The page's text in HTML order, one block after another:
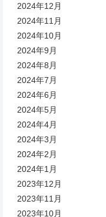
2024年12月
2024年11月
2024年10月
2024年9月
2024年8月
2024年7月
2024年6月
2024年5月
2024年4月
2024年3月
2024年2月
2024年1月
2023年12月
2023年11月
2023年10月